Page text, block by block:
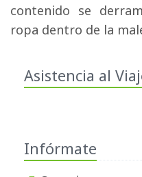
contenido se
ropa dentro de la
Asistencia al
Infórmate